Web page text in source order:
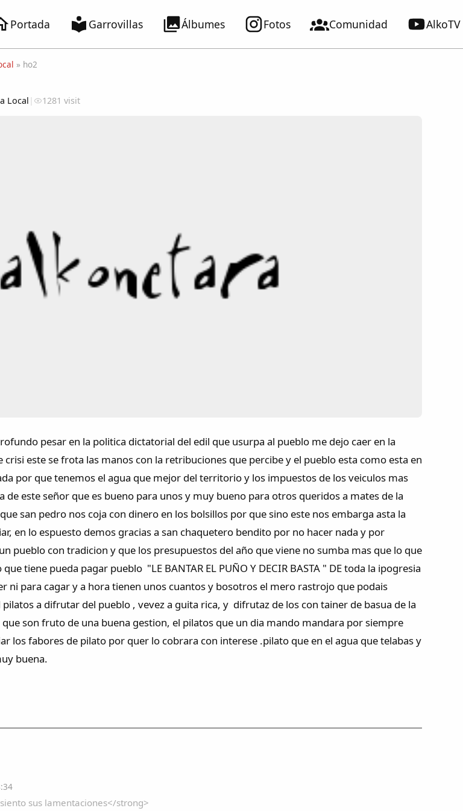
Portada Garrovillas Álbumes Fotos Comunidad AlkoTV
» ho2
Local | 1281 visit
pesar en la politica dictatorial del edil que usurpa al pueblo me dejo caer en la
este se frota las manos con la retribuciones que percibe y el pueblo esta como esta en
por que tenemos el agua que mejor del territorio y los impuestos de los veiculos mas
de este señor que es bueno para unos y muy bueno para otros queridos a mates de la
san pedro nos coja con dinero en los bolsillos por que sino este nos embarga asta la
en lo espuesto demos gracias a san chaquetero bendito por no hacer nada y por
pueblo con tradicion y que los presupuestos del año que viene no sumba mas que lo que
tiene pueda pagar pueblo "LE BANTAR EL PUÑO Y DECIR BASTA " DE toda la ipogresia
ni para cagar y a hora tienen unos cuantos y bosotros el mero rastrojo que podais
pilatos a difrutar del pueblo , vevez a guita rica, y difrutaz de los con tainer de basua de la
son fruto de una buena gestion, el pilatos que un dia mando mandara por siempre
los fabores de pilato por quer lo cobrara con interese .pilato que en el agua que telabas y
buena.
sus lamentaciones</strong>